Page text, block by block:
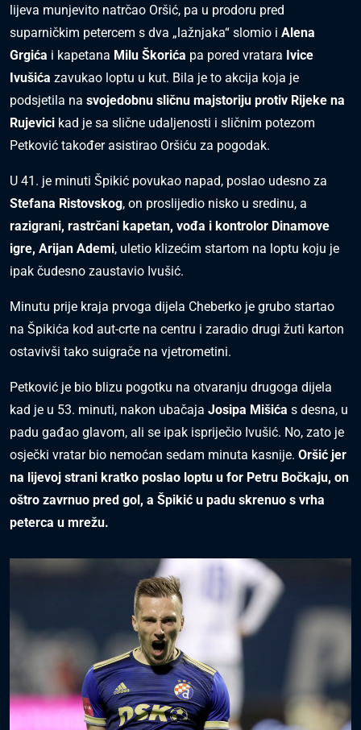
lijeva munjevito natrčao Oršić, pa u prodoru pred
suparničkim petercem s dva „lažnjaka“ slomio i Alena
Grgića i kapetana Milu Škorića pa pored vratara Ivice
Ivušića zavukao loptu u kut. Bila je to akcija koja je
podsjetila na svojedobnu sličnu majstoriju protiv Rijeke na
Rujevici kad je sa slične udaljenosti i sličnim potezom
Petković također asistirao Oršiću za pogodak.
U 41. je minuti Špikić povukao napad, poslao udesno za
Stefana Ristovskog, on proslijedio nisko u sredinu, a
razigrani, rastrčani kapetan, vođa i kontrolor Dinamove
igre, Arijan Ademi, uletio klizećim startom na loptu koju je
ipak čudesno zaustavio Ivušić.
Minutu prije kraja prvoga dijela Cheberko je grubo startao
na Špikića kod aut-crte na centru i zaradio drugi žuti karton
ostavivši tako suigrače na vjetrometini.
Petković je bio blizu pogotku na otvaranju drugoga dijela
kad je u 53. minuti, nakon ubačaja Josipa Mišića s desna, u
padu gađao glavom, ali se ipak ispriječio Ivušić. No, zato je
osječki vratar bio nemoćan sedam minuta kasnije. Oršić jer
na lijevoj strani kratko poslao loptu u for Petru Bočkaju, on
oštro zavrnuo pred gol, a Špikić u padu skrenuo s vrha
peterca u mrežu.